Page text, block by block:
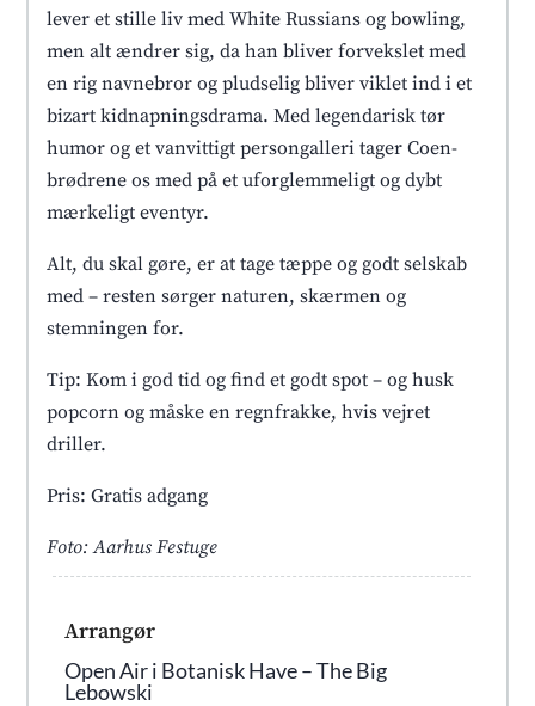
lever et stille liv med White Russians og bowling,
men alt ændrer sig, da han bliver forvekslet med
en rig navnebror og pludselig bliver viklet ind i et
bizart kidnapningsdrama. Med legendarisk tør
humor og et vanvittigt persongalleri tager Coen-
brødrene os med på et uforglemmeligt og dybt
mærkeligt eventyr.
Alt, du skal gøre, er at tage tæppe og godt selskab
med – resten sørger naturen, skærmen og
stemningen for.
Tip: Kom i god tid og find et godt spot – og husk
popcorn og måske en regnfrakke, hvis vejret
driller.
Pris: Gratis adgang
Foto: Aarhus Festuge
Arrangør
Open Air i Botanisk Have – The Big
Lebowski